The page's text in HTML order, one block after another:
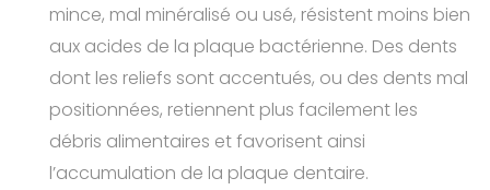
mince, mal minéralisé ou usé, résistent moins bien
aux acides de la plaque bactérienne. Des dents
dont les reliefs sont accentués, ou des dents mal
positionnées, retiennent plus facilement les
débris alimentaires et favorisent ainsi
l’accumulation de la plaque dentaire.